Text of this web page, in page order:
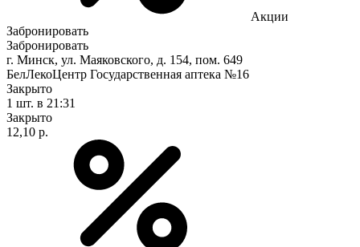
Акции
Забронировать
Забронировать
г. Минск, ул. Маяковского, д. 154, пом. 649
БелЛекоЦентр Государственная аптека №16
Закрыто
1 шт. в 21:31
Закрыто
12,10 р.